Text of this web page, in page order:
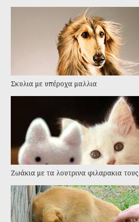
Σκυλια με υπέροχα μαλλια
Ζωάκια με τα λουτρινα φιλαρακια τους